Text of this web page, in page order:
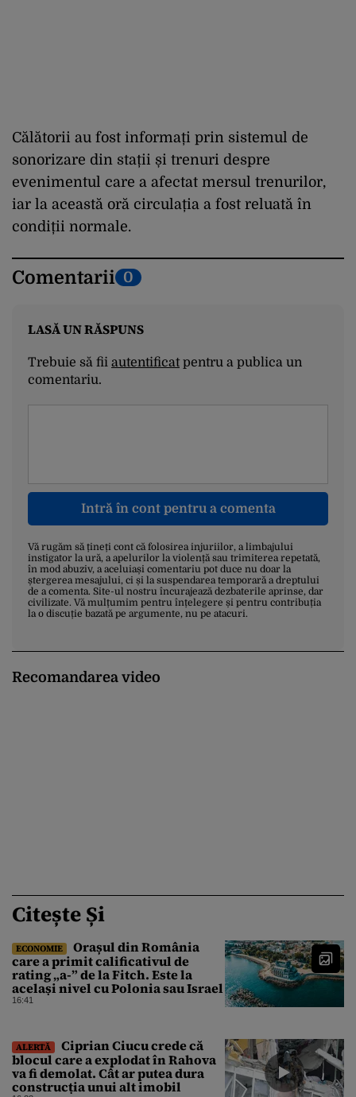
Călătorii au fost informați prin sistemul de
sonorizare din stații și trenuri despre
evenimentul care a afectat mersul trenurilor,
iar la această oră circulația a fost reluată în
condiții normale.
Comentarii 0
LASĂ UN RĂSPUNS
Trebuie să fii autentificatpentru a publica un
comentariu.
Intră în cont pentru a comenta
Vă rugăm să țineți cont că folosirea injuriilor, a limbajului
instigator la ură, a apelurilor la violență sau trimiterea repetată,
în mod abuziv, a aceluiași comentariu pot duce nu doar la
ștergerea mesajului, ci și la suspendarea temporară a dreptului
de a comenta. Site-ul nostru încurajează dezbaterile aprinse, dar
civilizate. Vă mulțumim pentru înțelegere și pentru contribuția
la o discuție bazată pe argumente, nu pe atacuri.
Recomandarea video
Citește Și
ECONOMIE
Orașul din România
care a primit calificativul de
rating „a-” de la Fitch. Este la
același nivel cu Polonia sau Israel
16:41
ALERTĂ
Ciprian Ciucu crede că
blocul care a explodat în Rahova
va fi demolat. Cât ar putea dura
construcția unui alt imobil